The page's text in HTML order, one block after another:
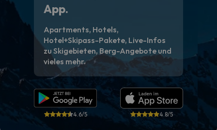
App.
Apartments, Hotels,
Hotel+Skipass-Pakete, Live-Infos
zu Skigebieten, Berg-Angebote und
vieles mehr.
4.6/5 4.8/5